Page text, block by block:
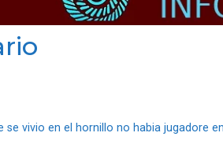
se vivio en el hornillo no habia jugadore